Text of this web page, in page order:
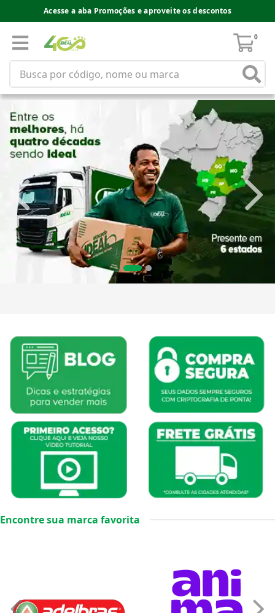
Acesse a aba Promoções e aproveite os descontos
0
Encontre sua marca favorita